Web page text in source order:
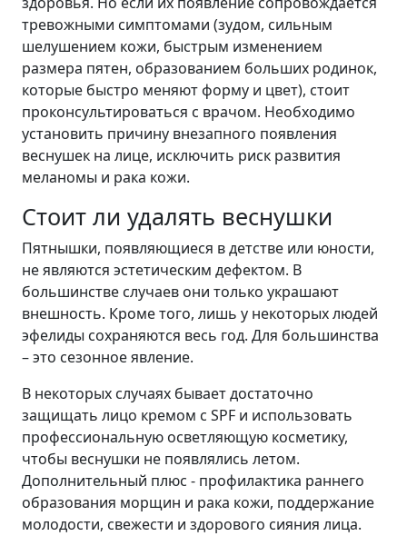
тревожными симптомами (зудом, сильным
шелушением кожи, быстрым изменением
размера пятен, образованием больших родинок,
которые быстро меняют форму и цвет), стоит
проконсультироваться с врачом. Необходимо
установить причину внезапного появления
веснушек на лице, исключить риск развития
меланомы и рака кожи.
Стоит ли удалять веснушки
Пятнышки, появляющиеся в детстве или юности,
не являются эстетическим дефектом. В
большинстве случаев они только украшают
внешность. Кроме того, лишь у некоторых людей
эфелиды сохраняются весь год. Для большинства
– это сезонное явление.
В некоторых случаях бывает достаточно
защищать лицо кремом с SPF и использовать
профессиональную осветляющую косметику,
чтобы веснушки не появлялись летом.
Дополнительный плюс - профилактика раннего
образования морщин и рака кожи, поддержание
молодости, свежести и здорового сияния лица.